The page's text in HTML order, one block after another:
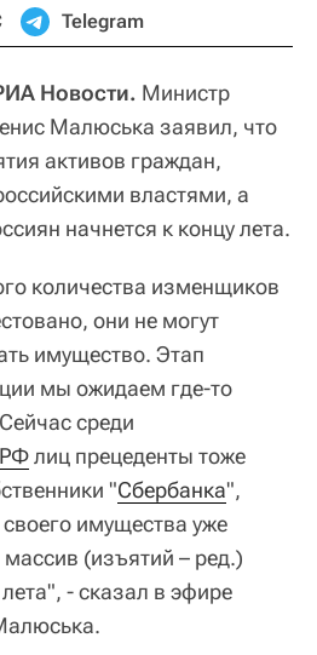
Telegram
Новости. Министр
Малюська заявил, что
активов граждан,
властями, а
начнется к концу лета.
количества изменщиков
они не могут
имущество. Этап
мы ожидаем где-то
среди
РФлиц прецеденты тоже
"Сбербанка",
своего имущества уже
(изъятий – ред.)
- сказал в эфире